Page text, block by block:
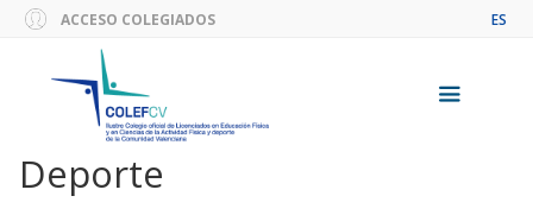
Saltar
contenido
ACCESO COLEGIADOS ES
Deporte